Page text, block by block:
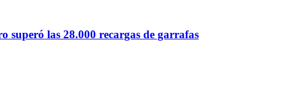
superó las 28.000 recargas de garrafas